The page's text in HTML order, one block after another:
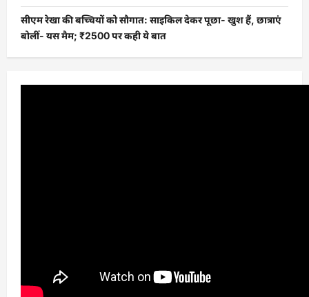
सीएम रेखा की बच्चियों को सौगात: साइकिल देकर पूछा- खुश हैं, छात्राएं
बोलीं- यस मैम; ₹2500 पर कही ये बात